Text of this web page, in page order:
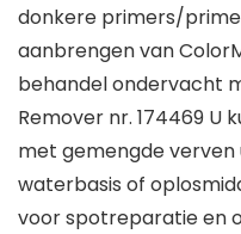
donkere primers/
aanbrengen van
behandel ondervacht
Remover nr. 174469 U
met gemengde
waterbasis of
voor spotreparatie en